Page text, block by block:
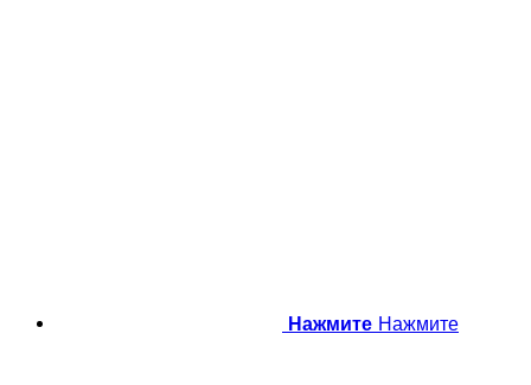
Нажмите Нажмите